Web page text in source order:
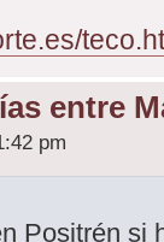
entre
pm
Positrén si